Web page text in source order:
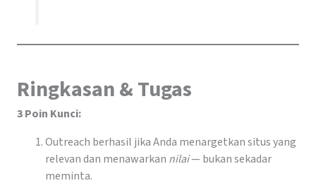
Ringkasan & Tugas
3 Poin Kunci:
Outreach berhasil jika Anda menargetkan situs yang
relevan dan menawarkan nilai— bukan sekadar
meminta.